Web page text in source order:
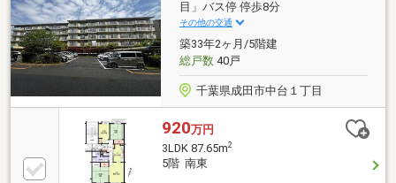
台児童公園 徒歩4分(約270m)■ ご希望の住まい探しを
お手伝いします ━━━━━・・・物件の詳細・ご相談
はお気軽にお問い合わせください。
目」バス停 停歩8分
その他の交通
築33年2ヶ月/5階建
総戸数40戸
千葉県成田市中台１丁目
920万円
3LDK 87.65m2
5階 南東